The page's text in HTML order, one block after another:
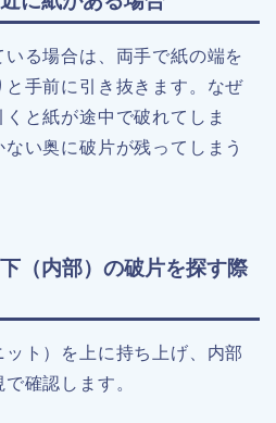
る場合は、両手で紙の端を
と手前に引き抜きます。なぜ
と紙が途中で破れてしま
い奥に破片が残ってしまう
（内部）の破片を探す際
ト）を上に持ち上げ、内部
確認します。